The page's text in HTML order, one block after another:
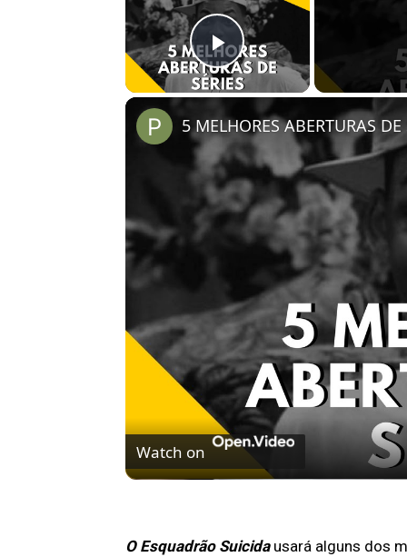
Play Video
5 MELHORES ABERTURAS
Watch on
O Esquadrão Suicidausará alguns dos